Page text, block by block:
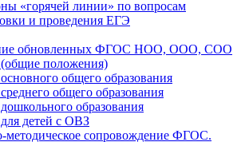
«горячей линии» по вопросам
и проведения ЕГЭ
обновленных ФГОС НОО, ООО, СОО
положения)
общего образования
общего образования
образования
детей с ОВЗ
методическое сопровождение ФГОС.